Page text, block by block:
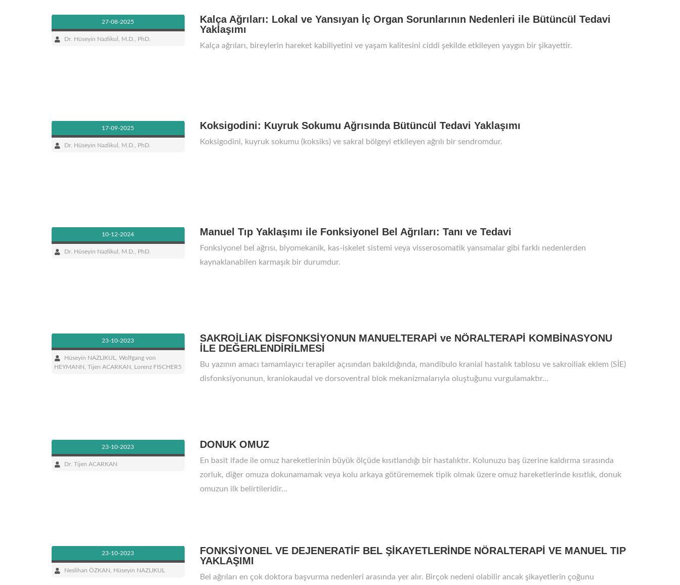
27-08-2025
Dr. Hüseyin Nazlikul, M.D., PhD.
Kalça Ağrıları: Lokal ve Yansıyan İç Organ Sorunlarının Nedenleri ile Bütüncül Tedavi
Yaklaşımı
Kalça ağrıları, bireylerin hareket kabiliyetini ve yaşam kalitesini ciddi şekilde etkileyen yaygın bir şikayettir.
17-09-2025
Dr. Hüseyin Nazlikul, M.D., PhD.
Koksigodini: Kuyruk Sokumu Ağrısında Bütüncül Tedavi Yaklaşımı
Koksigodini, kuyruk sokumu (koksiks) ve sakral bölgeyi etkileyen ağrılı bir sendromdur.
10-12-2024
Dr. Hüseyin Nazlikul, M.D., PhD.
Manuel Tıp Yaklaşımı ile Fonksiyonel Bel Ağrıları: Tanı ve Tedavi
Fonksiyonel bel ağrısı, biyomekanik, kas-iskelet sistemi veya visserosomatik yansımalar gibi farklı nedenlerden
kaynaklanabilen karmaşık bir durumdur.
23-10-2023
Hüseyin NAZLIKUL, Wolfgang von
HEYMANN, Tijen ACARKAN, Lorenz FISCHER5
SAKROİLİAK DİSFONKSİYONUN MANUELTERAPİ ve NÖRALTERAPİ KOMBİNASYONU
İLE DEĞERLENDİRİLMESİ
Bu yazının amacı tamamlayıcı terapiler açısından bakıldığında, mandibulo kranial hastalık tablosu ve sakroiliak eklem (SİE)
disfonksiyonunun, kraniokaudal ve dorsoventral blok mekanizmalarıyla oluştuğunu vurgulamaktır...
23-10-2023
Dr. Tijen ACARKAN
DONUK OMUZ
En basit ifade ile omuz hareketlerinin büyük ölçüde kısıtlandığı bir hastalıktır. Kolunuzu baş üzerine kaldırma sırasında
zorluk, diğer omuza dokunamamak veya kolu arkaya götürememek tipik olmak üzere omuz hareketlerinde kısıtlık, donuk
omuzun ilk belirtileridir...
23-10-2023
Neslihan ÖZKAN, Hüseyin NAZLIKUL
FONKSİYONEL VE DEJENERATİF BEL ŞİKAYETLERİNDE NÖRALTERAPİ VE MANUEL TIP
YAKLAŞIMI
Bel ağrıları en çok doktora başvurma nedenleri arasında yer alır. Birçok nedeni olabilir ancak şikayetlerin çoğunu